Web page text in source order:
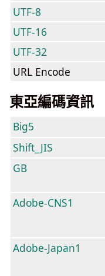
UTF-8
UTF-16
UTF-32
URL Encode
東亞編碼資訊
Big5
Shift_JIS
GB
Adobe-CNS1
Adobe-Japan1